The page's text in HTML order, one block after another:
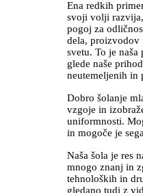
Ena redkih
svoji volji
pogoj za
dela, proizvodov
svetu. To je
glede naše
neutemeljenih in
Dobro šolanje
vzgoje in
uniformnosti.
in mogoče je
Naša šola je res
mnogo znanj in
tehnoloških in
gledano tudi z